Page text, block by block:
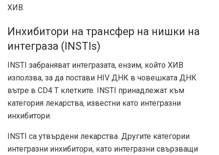
ХИВ.
Инхибитори на трансфер на нишки на
интеграза (INSTIs)
INSTI забраняват интегразата, ензим, който ХИВ
използва, за да постави HIV ДНК в човешката ДНК
вътре в CD4 Т клетките. INSTI принадлежат към
категория лекарства, известни като интегразни
инхибитори.
INSTI са утвърдени лекарства. Другите категории
интегразни инхибитори, като интегразни свързващи